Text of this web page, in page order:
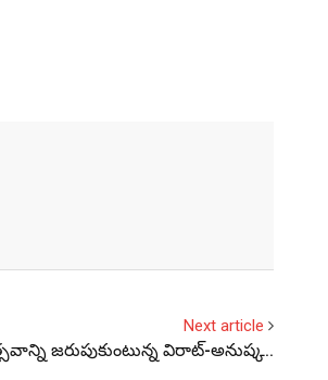
Next article
జరుపుకుంటున్న విరాట్-అనుష్క..